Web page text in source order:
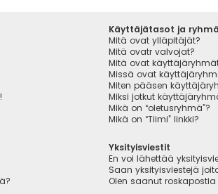
Käyttäjätasot ja
Mitä ovat ylläpitäjät?
Mitä ovatr valvojat?
Mitä ovat
Missä ovat
Miten pääsen
Miksi jotkut
Mikä on “oletusryhmä”?
Mikä on “Tiimi” linkki?
Yksityisviestit
En voi lähettää
Saan yksityisviestejä
Olen saanut